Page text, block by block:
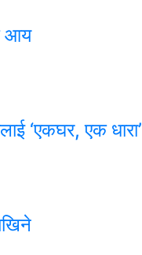
आय
‘एकघर, एक धारा’